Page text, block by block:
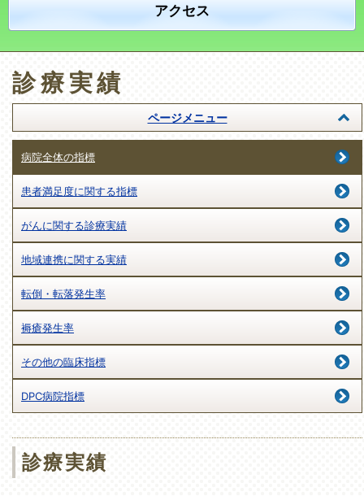
アクセス
診療実績
ページメニュー
病院全体の指標
患者満足度に関する指標
がんに関する診療実績
地域連携に関する実績
転倒・転落発生率
褥瘡発生率
その他の臨床指標
DPC病院指標
診療実績